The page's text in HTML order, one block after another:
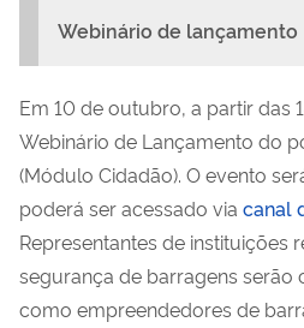
Webinário de lançamento
Em 10 de outubro, a partir das
Webinário de Lançamento do
(Módulo Cidadão). O evento
poderá ser acessado via canal
Representantes de instituições
segurança de barragens serão
como empreendedores de